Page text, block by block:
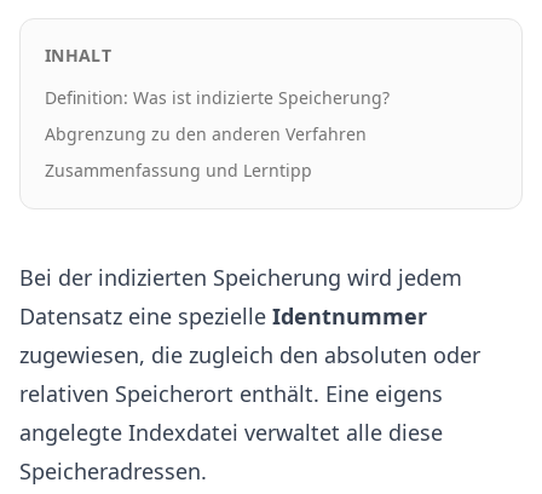
INHALT
Definition: Was ist indizierte Speicherung?
Abgrenzung zu den anderen Verfahren
Zusammenfassung und Lerntipp
Bei der indizierten Speicherung wird jedem
Datensatz eine spezielle Identnummer
zugewiesen, die zugleich den absoluten oder
relativen Speicherort enthält. Eine eigens
angelegte Indexdatei verwaltet alle diese
Speicheradressen.